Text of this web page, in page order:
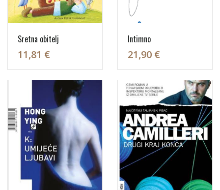
Sretna obitelj
11,81 €
Intimno
21,90 €